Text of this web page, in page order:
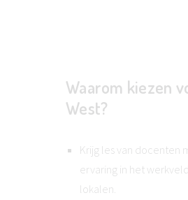
Waarom kiezen
West?
Krijg les van docenten
ervaring in het
lokalen.